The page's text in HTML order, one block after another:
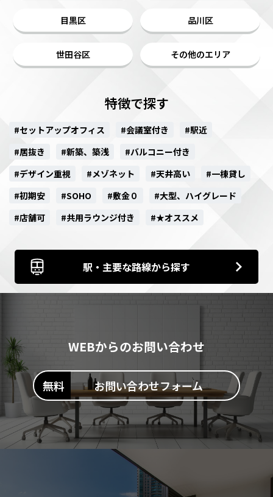
目黒区 品川区
世田谷区 その他のエリア
特徴で探す
#セットアップオフィス #会議室付き
#駅近
#居抜き
#新築、築浅
#バルコニー付き
#デザイン重視
#メゾネット #天井高い
#一棟貸し
#初期安
#SOHO #敷金０
#大型、ハイグレード
#店舗可
#共用ラウンジ付き #★オススメ
駅・主要な路線から探す
WEBからのお問い合わせ
お問い合わせフォーム